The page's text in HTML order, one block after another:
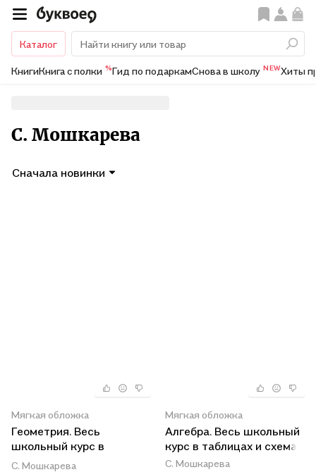
Каталог
КнигиКнига с полки %Гид по подаркамСнова в школу NEWХиты
С. Мошкарева
Сначала новинки
Мягкая обложка
Геометрия. Весь
школьный курс в
таблицах и схемах
С. Мошкарева
Мягкая обложка
Алгебра. Весь школьный
курс в таблицах и схемах
С. Мошкарева